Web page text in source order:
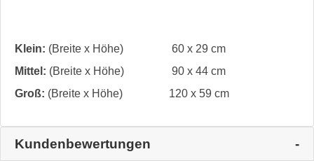
Klein: (Breite x Höhe)
60 x 29 cm
Mittel: (Breite x Höhe)
90 x 44 cm
Groß: (Breite x Höhe) 120 x 59 cm
Kundenbewertungen